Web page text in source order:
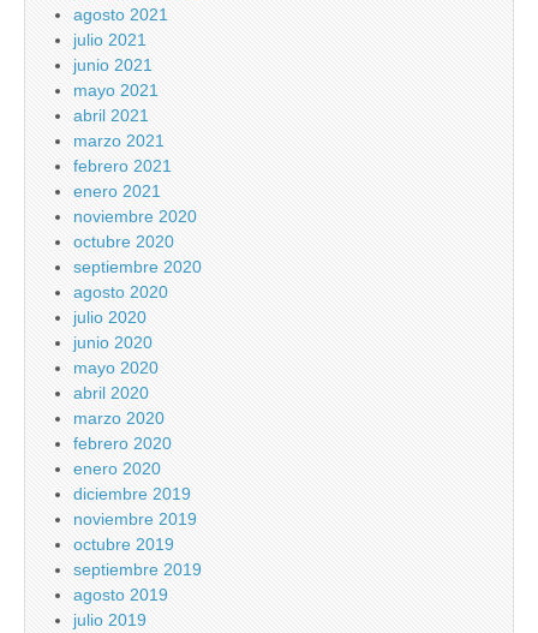
agosto 2021
julio 2021
junio 2021
mayo 2021
abril 2021
marzo 2021
febrero 2021
enero 2021
noviembre 2020
octubre 2020
septiembre 2020
agosto 2020
julio 2020
junio 2020
mayo 2020
abril 2020
marzo 2020
febrero 2020
enero 2020
diciembre 2019
noviembre 2019
octubre 2019
septiembre 2019
agosto 2019
julio 2019